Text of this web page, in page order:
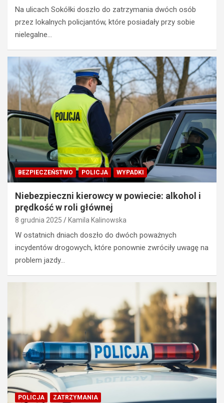
Na ulicach Sokółki doszło do zatrzymania dwóch osób
przez lokalnych policjantów, które posiadały przy sobie
nielegalne…
BEZPIECZEŃSTWO POLICJA WYPADKI
Niebezpieczni kierowcy w powiecie: alkohol i
prędkość w roli głównej
8 grudnia 2025 Kamila Kalinowska
W ostatnich dniach doszło do dwóch poważnych
incydentów drogowych, które ponownie zwróciły uwagę na
problem jazdy…
POLICJA ZATRZYMANIA